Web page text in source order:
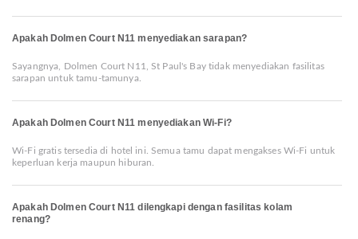
Apakah Dolmen Court N11 menyediakan sarapan?
Sayangnya, Dolmen Court N11, St Paul's Bay tidak menyediakan fasilitas
sarapan untuk tamu-tamunya.
Apakah Dolmen Court N11 menyediakan Wi-Fi?
Wi-Fi gratis tersedia di hotel ini. Semua tamu dapat mengakses Wi-Fi untuk
keperluan kerja maupun hiburan.
Apakah Dolmen Court N11 dilengkapi dengan fasilitas kolam
renang?